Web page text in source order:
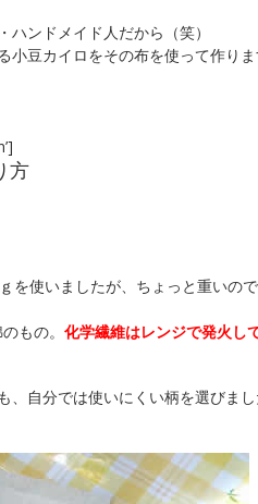
ンドメイド人だから（笑）
小豆カイロをその布を使って作り
方
ｇを使いましたが、ちょっと重いの
のもの。 化学繊維はレンジで発火し
、自分では使いにくい柄を選びま